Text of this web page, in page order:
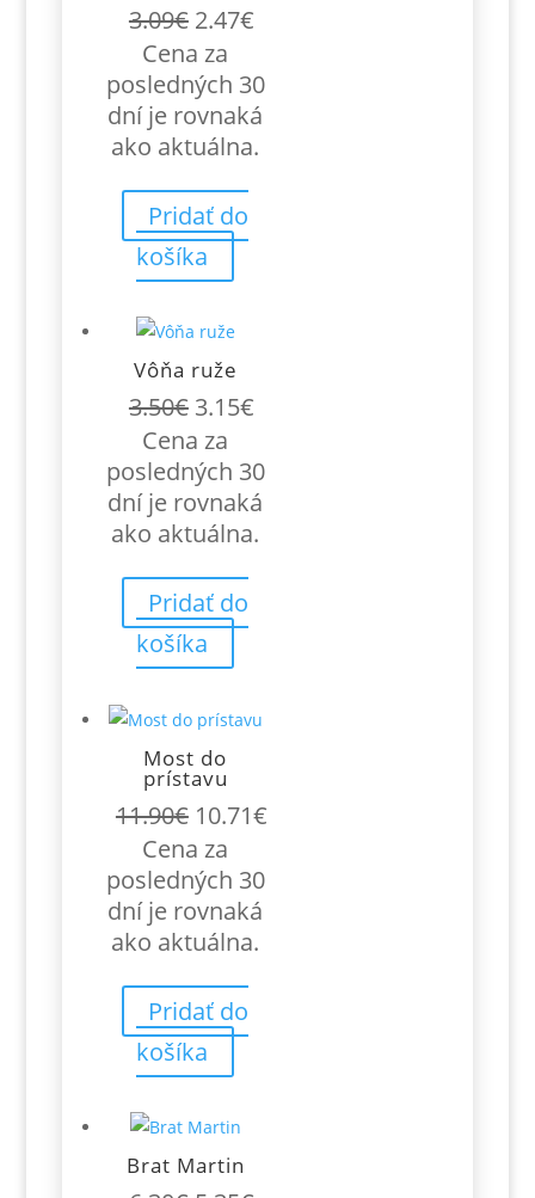
3.09€ Pôvodná
cena
bola:
3.09€.
2.47€Aktuálna
je:
2.47€.
Cena za
posledných 30
dní je rovnaká
ako aktuálna.
Pridať do
košíka
Vôňa ruže
3.50€ Pôvodná
cena
bola:
3.50€.
3.15€Aktuálna
je:
3.15€.
Cena za
posledných 30
dní je rovnaká
ako aktuálna.
Pridať do
košíka
Most do
prístavu
11.90€ Pôvodná
cena
bola:
11.90€.
10.71€Aktuálna
Cena za
posledných 30
dní je rovnaká
ako aktuálna.
Pridať do
košíka
Brat Martin